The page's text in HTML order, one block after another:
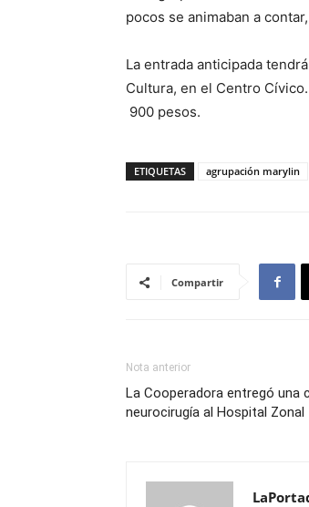
pocos se animaban a
La entrada anticipada
Cultura, en el Centro
900 pesos.
ETIQUETAS agrupación marylin
Compartir
Nota anterior
La Cooperadora entregó una
neurocirugía al Hospital Zonal